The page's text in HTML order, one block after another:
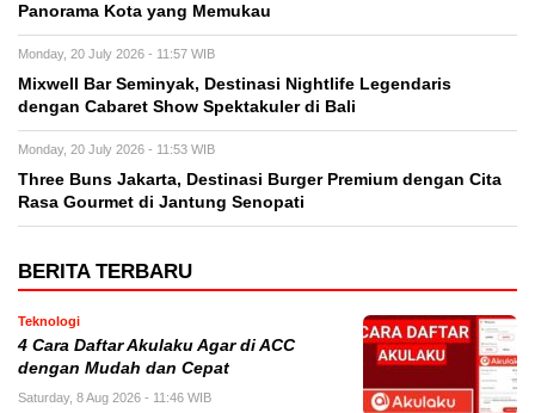
Panorama Kota yang Memukau
Monday, 20 July 2026 - 11:57 WIB
Mixwell Bar Seminyak, Destinasi Nightlife Legendaris
dengan Cabaret Show Spektakuler di Bali
Monday, 20 July 2026 - 11:53 WIB
Three Buns Jakarta, Destinasi Burger Premium dengan Cita
Rasa Gourmet di Jantung Senopati
BERITA TERBARU
Teknologi
4 Cara Daftar Akulaku Agar di ACC
dengan Mudah dan Cepat
Saturday, 8 Aug 2026 - 11:46 WIB